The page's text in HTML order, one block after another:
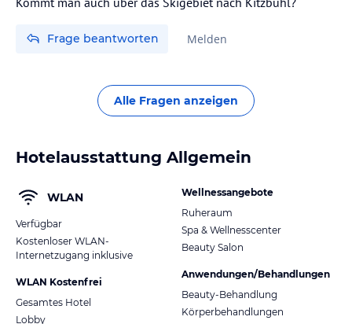
Frage beantworten Melden
Alle Fragen anzeigen
Hotelausstattung Allgemein
WLAN
Verfügbar
Kostenloser WLAN-
Internetzugang inklusive
WLAN Kostenfrei
Gesamtes Hotel
Lobby
Wellnessangebote
Ruheraum
Spa & Wellnesscenter
Beauty Salon
Anwendungen/Behandlungen
Beauty-Behandlung
Körperbehandlungen